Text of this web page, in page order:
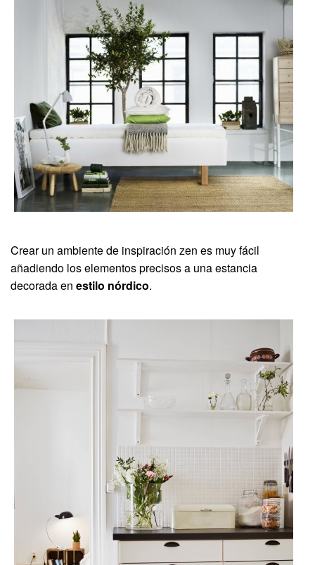
Crear un ambiente de inspiración zen es muy fácil
añadiendo los elementos precisos a una estancia
decorada en estilo nórdico.